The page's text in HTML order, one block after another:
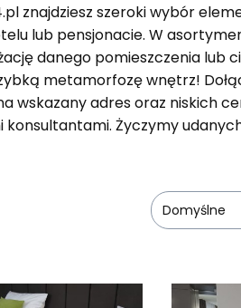
znajdziesz szeroki wybór
lub pensjonacie. W
danego pomieszczenia lub
metamorfozę wnętrz!
wskazany adres oraz niskich
Życzymy
Domyślne